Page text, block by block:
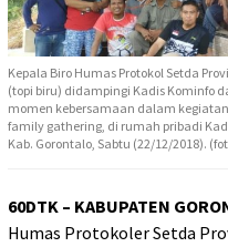
Kepala Biro Humas Protokol Setda
(topi biru) didampingi Kadis Kominfo
momen kebersamaan dalam
family gathering, di rumah pribadi
Kab. Gorontalo, Sabtu (22/12/2018).
60DTK – KABUPATEN
Humas Protokoler Setda